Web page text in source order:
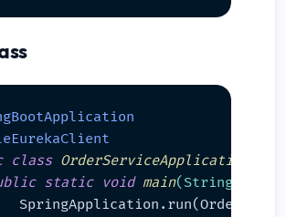
class OrderServiceApplication
static void main(String[]